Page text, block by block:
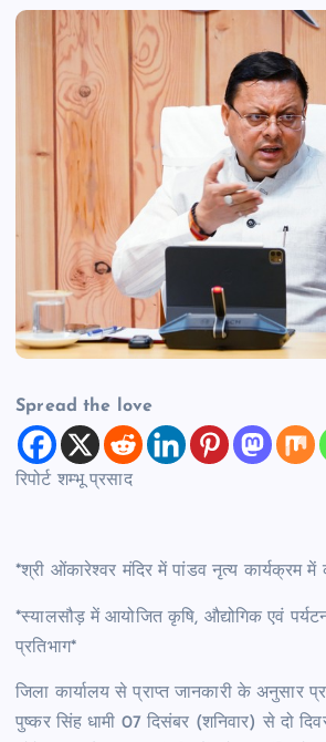
Spread the love
रिपोर्ट शम्भू प्रसाद
*श्री ओंकारेश्वर मंदिर में पांडव नृत्य कार्यक्रम
*स्यालसौड़ में आयोजित कृषि, औद्योगिक एवं
प्रतिभाग*
जिला कार्यालय से प्राप्त जानकारी के अनुसार
पुष्कर सिंह धामी 07 दिसंबर (शनिवार) से दो